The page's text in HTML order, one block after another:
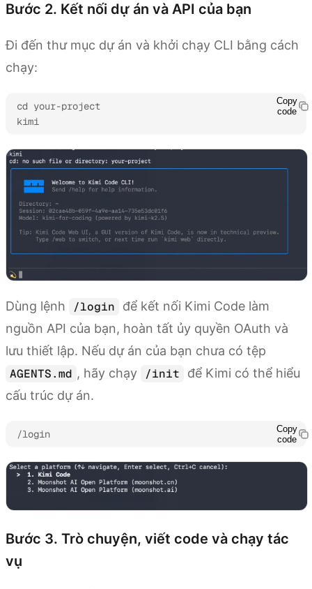
Bước 2. Kết nối dự án và API của bạn
Đi đến thư mục dự án và khởi chạy CLI bằng cách
chạy:
cd your-project
kimi
Copy
code
Dùng lệnh /login
để kết nối Kimi Code làm
nguồn API của bạn, hoàn tất ủy quyền OAuth và
lưu thiết lập. Nếu dự án của bạn chưa có tệp
AGENTS.md , hãy chạy /init
để Kimi có thể hiểu
cấu trúc dự án.
/login
Copy
code
Bước 3. Trò chuyện, viết code và chạy tác
vụ